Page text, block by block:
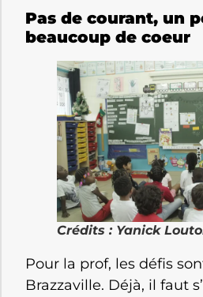
Pas de courant, un
beaucoup de coeur
Crédits : Yanick
Pour la prof, les défis
Brazzaville. Déjà, il faut